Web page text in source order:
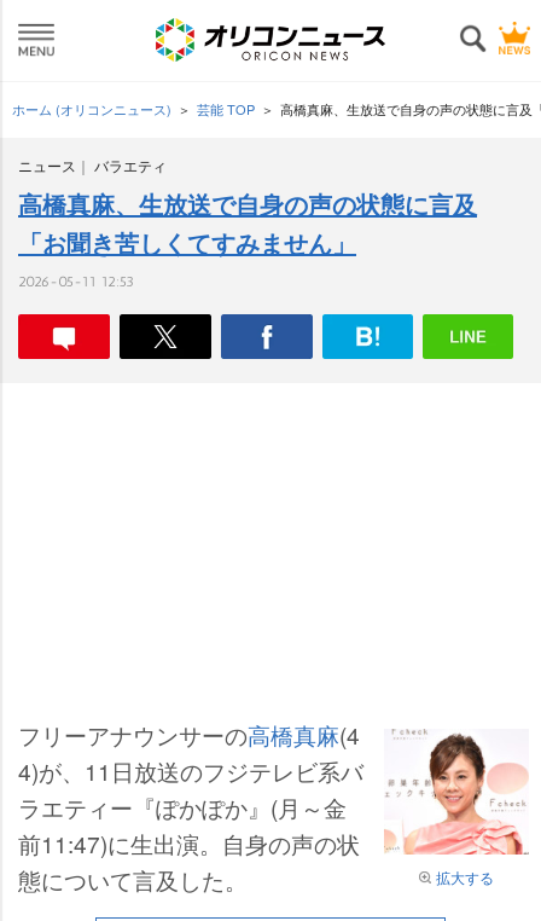
ホーム (オリコンニュース) 芸能 TOP 高橋真麻、生放送で自身の声の状態に言及
ニュース バラエティ
高橋真麻、生放送で自身の声の状態に言及
「お聞き苦しくてすみません」
2026-05-11 12:53
拡大する
フリーアナウンサーの高橋真麻(4
4)が、11日放送のフジテレビ系バ
ラエティー『ぽかぽか』(月～金
前11:47)に生出演。自身の声の状
態について言及した。